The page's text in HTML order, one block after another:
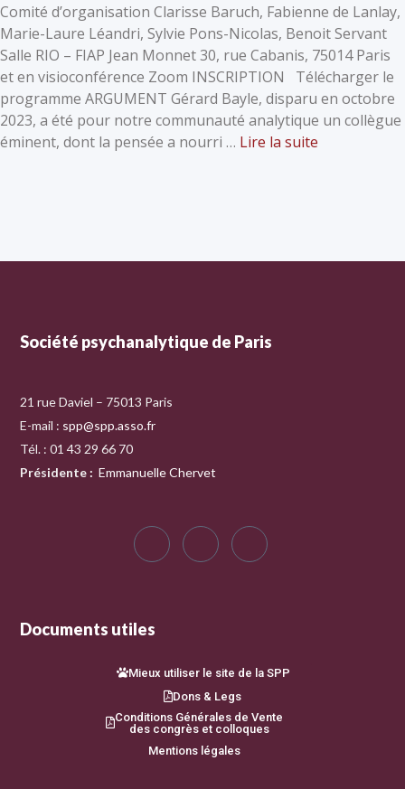
Comité d’organisation​ Clarisse Baruch, Fabienne de Lanlay,
Marie-Laure Léandri, Sylvie Pons-Nicolas, Benoit Servant
Salle RIO – FIAP Jean Monnet 30, rue Cabanis, 75014 Paris
et en visioconférence Zoom INSCRIPTION Télécharger le
programme ARGUMENT Gérard Bayle, disparu en octobre
2023, a été pour notre communauté analytique un collègue
éminent, dont la pensée a nourri … Lire la suite
Société psychanalytique de Paris
21 rue Daviel – 75013 Paris
E-mail : spp@spp.asso.fr
Tél. : 01 43 29 66 70
Présidente : Emmanuelle Chervet
Documents utiles
Mieux utiliser le site de la SPP
Dons & Legs
Conditions Générales de Vente
des congrès et colloques
Mentions légales